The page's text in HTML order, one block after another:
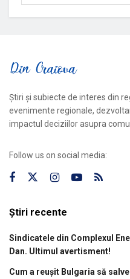
Știri și subiecte de interes din
evenimente regionale,
impactul deciziilor asupra
Follow us on social media:
Știri recente
Sindicatele din Complexul
Dan. Ultimul avertisment!
Cum a reușit Bulgaria să